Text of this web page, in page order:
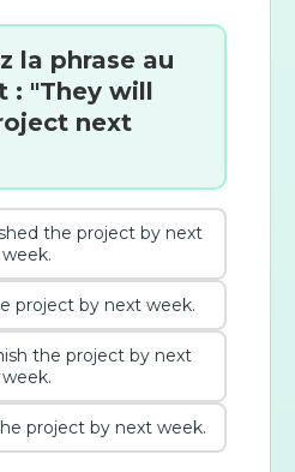
la phrase au
: "They will
next
the project by next
week.
project by next week.
the project by next
week.
project by next week.